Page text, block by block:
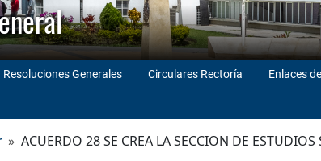
Resoluciones Generales Circulares Rectoría Enlaces
ACUERDO 28 SE CREA LA SECCION DE